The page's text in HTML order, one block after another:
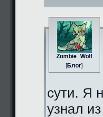
Zombie_Wolf
[Блог]
сути. Я
узнал